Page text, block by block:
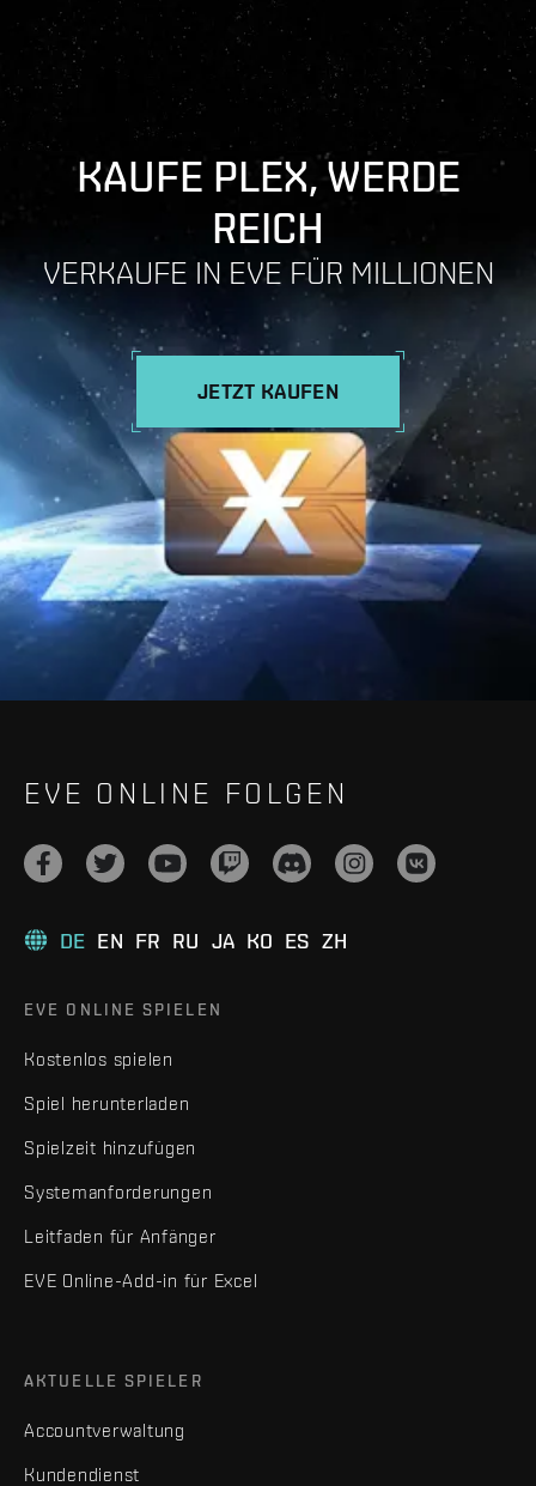
KAUFE PLEX, WERDE
REICH
VERKAUFE IN EVE FÜR MILLIONEN
JETZT KAUFEN
EVE ONLINE FOLGEN
DE EN FR RU JA KO ES ZH
EVE ONLINE SPIELEN
Kostenlos spielen
Spiel herunterladen
Spielzeit hinzufügen
Systemanforderungen
Leitfaden für Anfänger
EVE Online-Add-in für Excel
AKTUELLE SPIELER
Accountverwaltung
Kundendienst